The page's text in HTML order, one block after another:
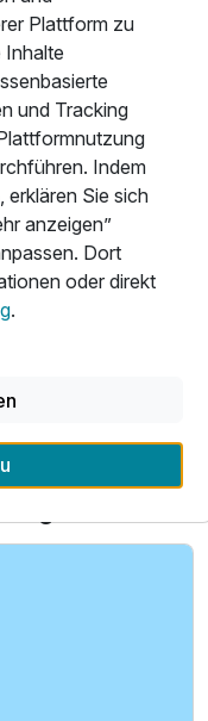
Sie später anreisen,
unter 038375-2390
überweisen Sie
Plattform zu
Inhalte
und Tracking
Indem
Sie sich
anzeigen”
Dort
oder direkt
.